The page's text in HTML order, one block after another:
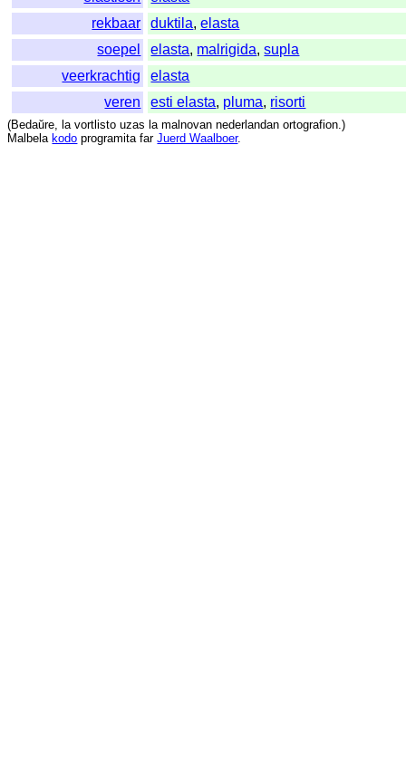
rekbaar
duktila,elasta
soepel
elasta, malrigida,supla
veerkrachtig
elasta
veren
esti elasta, pluma, risorti
(Bedaŭre, la vortlisto uzas la malnovan nederlandan ortografion.)
Malbela kodo programita far Juerd Waalboer.